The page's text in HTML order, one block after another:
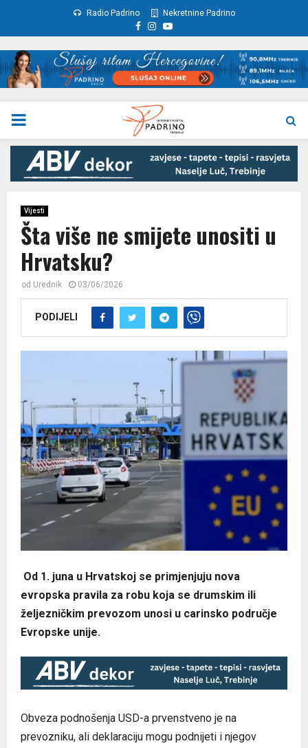
Radio Padrino Nekretnine Padrino
Facebook
Instagram
Youtube
PRIMARY
MENU
Vijesti
Šta više ne smijete unositi u
Hrvatsku?
od Urednik 03/06/2026
PODIJELI
Od 1. juna u Hrvatskoj se primjenjuju nova
evropska pravila za robu koja se drumskim ili
željezničkim prevozom unosi u carinsko područje
Evropske unije.
Obveza podnošenja USD-a prvenstveno je na
prevozniku, ali deklaraciju mogu podnijeti i njegov